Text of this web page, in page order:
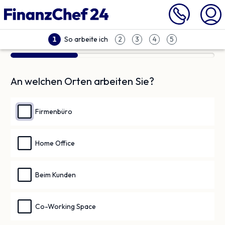
1 So arbeite ich 2 3 4 5
An welchen Orten arbeiten Sie?
Firmenbüro
Home Office
Beim Kunden
Co-Working Space